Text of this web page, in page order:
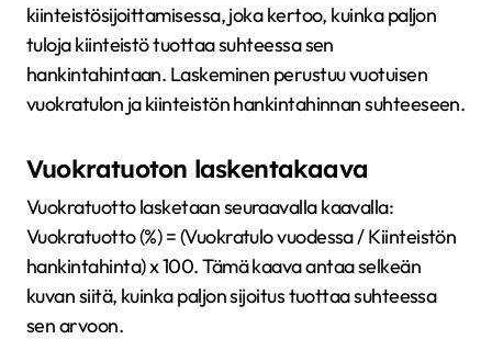
kiinteistösijoittamisessa, joka kertoo, kuinka paljon
tuloja kiinteistö tuottaa suhteessa sen
hankintahintaan. Laskeminen perustuu vuotuisen
vuokratulon ja kiinteistön hankintahinnan suhteeseen.
Vuokratuoton laskentakaava
Vuokratuotto lasketaan seuraavalla kaavalla:
Vuokratuotto (%) = (Vuokratulo vuodessa / Kiinteistön
hankintahinta) x 100. Tämä kaava antaa selkeän
kuvan siitä, kuinka paljon sijoitus tuottaa suhteessa
sen arvoon.